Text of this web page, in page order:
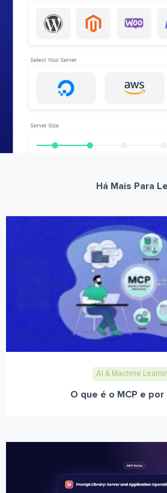
Há Mais Para
AI & Machine
O que é o MCP e por